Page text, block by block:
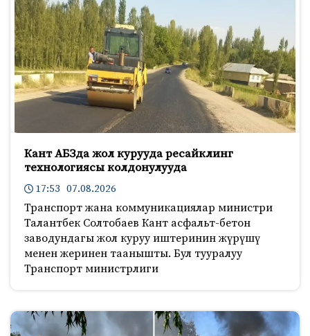
Кант АБЗда жол курууда ресайклинг
технологиясы колдонулууда
17:53 07.08.2026
Транспорт жана коммуникациялар министри
Талантбек Солтобаев Кант асфальт-бетон
заводундагы жол куруу иштеринин жүрүшү
менен жеринен таанышты. Бул тууралуу
Транспорт министрлиги